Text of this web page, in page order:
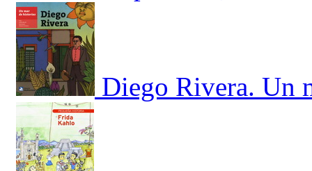
Diego Rivera. Un